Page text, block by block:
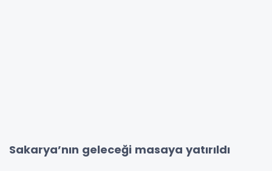
Sakarya’nın geleceği masaya yatırıldı